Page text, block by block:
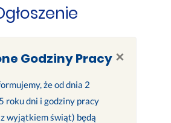
×
Godziny Pracy
że od dnia 2
roku dni i godziny pracy
wyjątkiem świąt) będą